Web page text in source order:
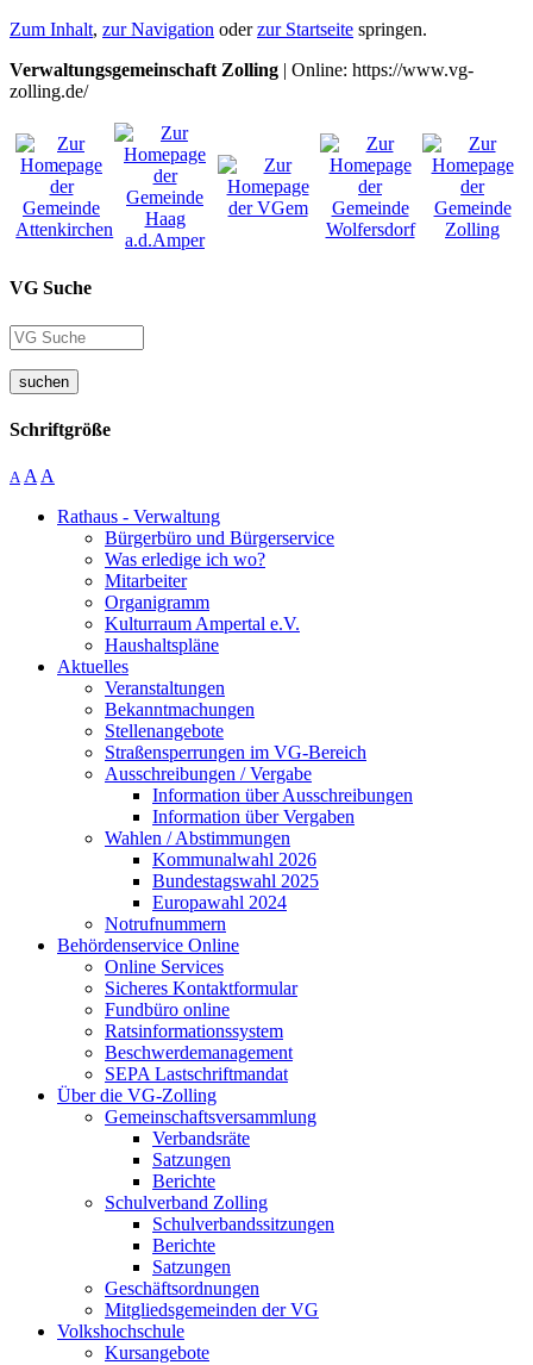
Zum Inhalt, zur Navigation oderzur Startseite springen.
Verwaltungsgemeinschaft Zolling | Online: https://www.vg-
zolling.de/
VG Suche
suchen
Schriftgröße
A A A
Rathaus - Verwaltung
Bürgerbüro und Bürgerservice
Was erledige ich wo?
Mitarbeiter
Organigramm
Kulturraum Ampertal e.V.
Haushaltspläne
Aktuelles
Veranstaltungen
Bekanntmachungen
Stellenangebote
Straßensperrungen im VG-Bereich
Ausschreibungen / Vergabe
Information über Ausschreibungen
Information über Vergaben
Wahlen / Abstimmungen
Kommunalwahl 2026
Bundestagswahl 2025
Europawahl 2024
Notrufnummern
Behördenservice Online
Online Services
Sicheres Kontaktformular
Fundbüro online
Ratsinformationssystem
Beschwerdemanagement
SEPA Lastschriftmandat
Über die VG-Zolling
Gemeinschaftsversammlung
Verbandsräte
Satzungen
Berichte
Schulverband Zolling
Schulverbandssitzungen
Berichte
Satzungen
Geschäftsordnungen
Mitgliedsgemeinden der VG
Volkshochschule
Kursangebote